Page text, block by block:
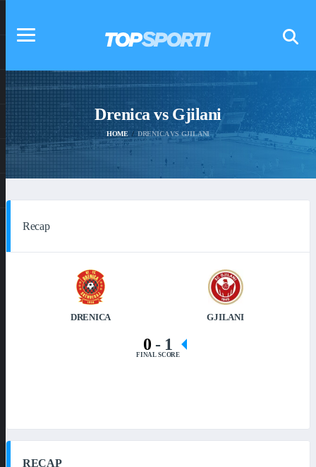
Drenica vs Gjilani
HOME DRENICA VS GJILANI
Recap
DRENICA GJILANI
0- 1
FINAL SCORE
RECAP